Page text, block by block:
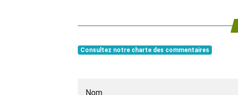
Consultez notre charte des commentaires
Nom